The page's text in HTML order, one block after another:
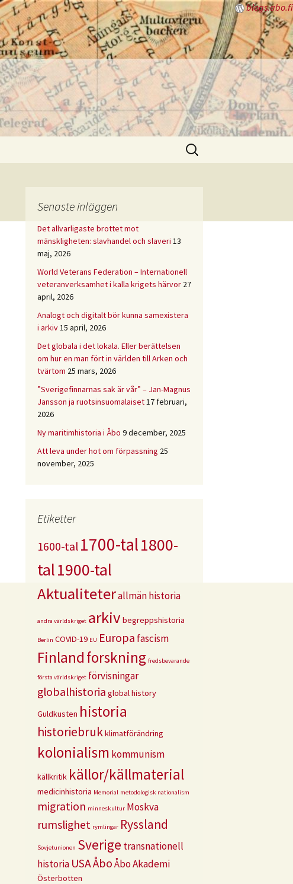
blogs.abo.fi
Sök
efter:
Senaste inläggen
Det allvarligaste brottet mot
mänskligheten: slavhandel och slaveri 13
maj, 2026
World Veterans Federation – Internationell
veteranverksamhet i kalla krigets härvor 27
april, 2026
Analogt och digitalt bör kunna samexistera
i arkiv15 april, 2026
Det globala i det lokala. Eller berättelsen
om hur en man fört in världen till Arken och
tvärtom 25 mars, 2026
”Sverigefinnarnas sak är vår” – Jan-Magnus
Jansson ja ruotsinsuomalaiset17 februari,
2026
Ny maritimhistoria i Åbo 9 december, 2025
Att leva under hot om förpassning 25
november, 2025
Etiketter
1600-tal 1700-tal1800-
tal1900-tal
Aktualiteterallmän historia
andra världskriget arkiv begreppshistoria
Berlin COVID-19 EU Europa fascism
Finlandforskning fredsbevarande
första världskriget förvisningar
globalhistoria global history
Guldkusten historia
historiebrukklimatförändring
kolonialism kommunism
källkritik källor/källmaterial
medicinhistoria Memorial metodologisk nationalism
migration minneskultur Moskva
rumslighet rymlingar Ryssland
Sovjetunionen Sverige transnationell
historia USAÅboÅbo Akademi
Österbotten